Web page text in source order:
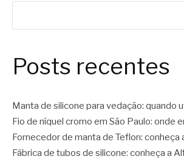
Posts recentes
Manta de silicone para vedação: quando
Fio de níquel cromo em São Paulo: onde
Fornecedor de manta de Teflon: conheça
Fábrica de tubos de silicone: conheça a